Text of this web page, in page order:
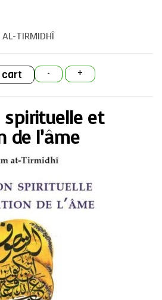
TIRMIDHÎ
- +
cart
et
de l’âme